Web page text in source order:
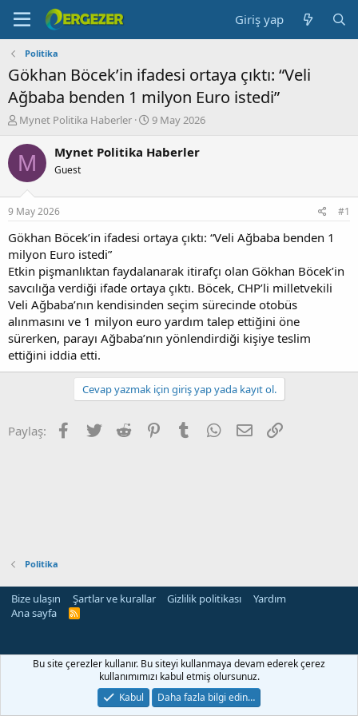
Giriş yap
Politika
Gökhan Böcek’in ifadesi ortaya çıktı: “Veli
Ağbaba benden 1 milyon Euro istedi”
K
n
b
u
u
b
a
ş
l
a
t
a
n
Mynet Politika Haberler
B
ş
ç
r
i
h
i
9 May 2026
M Mynet Politika Haberler
Guest
9 May 2026 #1
Gökhan Böcek’in ifadesi ortaya çıktı: “Veli Ağbaba benden 1
milyon Euro istedi”
Etkin pişmanlıktan faydalanarak itirafçı olan Gökhan Böcek’in
savcılığa verdiği ifade ortaya çıktı. Böcek, CHP’li milletvekili
Veli Ağbaba’nın kendisinden seçim sürecinde otobüs
alınmasını ve 1 milyon euro yardım talep ettiğini öne
sürerken, parayı Ağbaba’nın yönlendirdiği kişiye teslim
ettiğini iddia etti.
Cevap yazmak için giriş yap yada kayıt ol.
Paylaş: Facebook
Twitter Reddit PinterestTumblr WhatsApp
E-posta
Politika
Bize ulaşın Şartlar ve kurallar Gizlilik politikası
Yardım
Ana sayfa
R
Bu site çerezler kullanır. Bu siteyi kullanmaya devam ederek çerez
kullanımımızı kabul etmiş olursunuz.
Kabul
Daha fazla bilgi edin…